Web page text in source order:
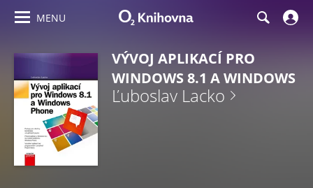
MENU
VÝVOJ APLIKACÍ PRO
WINDOWS 8.1 A WINDOWS
Ľuboslav Lacko